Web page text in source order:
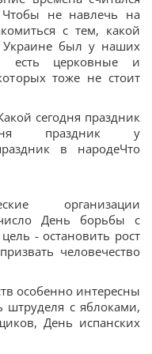
не навлечь на
с тем, какой
Украине был у наших
есть церковные и
тоже не стоит
сегодня праздник
праздник у
в народеЧто
организации
День борьбы с
- остановить рост
человечество
особенно интересны
штруделя с яблоками,
День испанских